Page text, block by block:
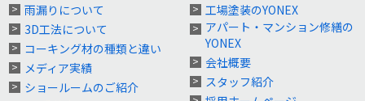
雨漏りについて
3D工法について
コーキング材の種類と違い
メディア実績
ショールームのご紹介
工場塗装のYONEX
アパート・マンション修繕の
YONEX
会社概要
スタッフ紹介